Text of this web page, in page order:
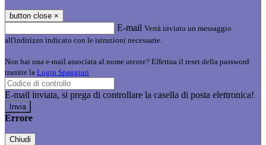
button close ×
E-mail Verrà inviato un messaggio
all'indirizzo indicato con le istruzioni necessarie.
Non hai una e-mail associata al nome utente? Effettua il reset della password
tramite la Login Spaggiari
E-mail inviata, si prega di controllare la casella di posta elettronica!
Errore
Chiudi